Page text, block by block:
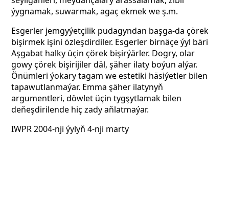
ýygnamak, suwarmak, agaç ekmek we ş.m.
Esgerler jemgyýetçilik pudagyndan başga-da çörek
bişirmek işini özleşdirdiler. Esgerler birnäçe ýyl bäri
Aşgabat halky üçin çörek bişirýärler. Dogry, olar
gowy çörek bişirijiler däl, şäher ilaty boýun alýar.
Önümleri ýokary tagam we estetiki häsiýetler bilen
tapawutlanmaýar. Emma şäher ilatynyň
argumentleri, döwlet üçin tygşytlamak bilen
deňeşdirilende hiç zady aňlatmaýar.
IWPR 2004-nji ýylyň 4-nji marty